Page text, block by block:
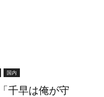
国内
千早は俺が守